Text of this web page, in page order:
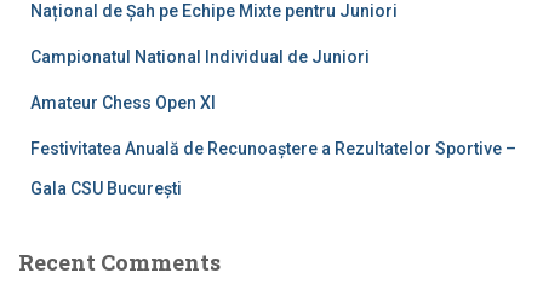
Național de Șah pe Echipe Mixte pentru Juniori
Campionatul National Individual de Juniori
Amateur Chess Open XI
Festivitatea Anuală de Recunoaștere a Rezultatelor Sportive –
Gala CSU București
Recent Comments